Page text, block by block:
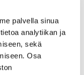
palvella sinua
analytiikan ja
sekä
Osa
muutosta
Muutosten